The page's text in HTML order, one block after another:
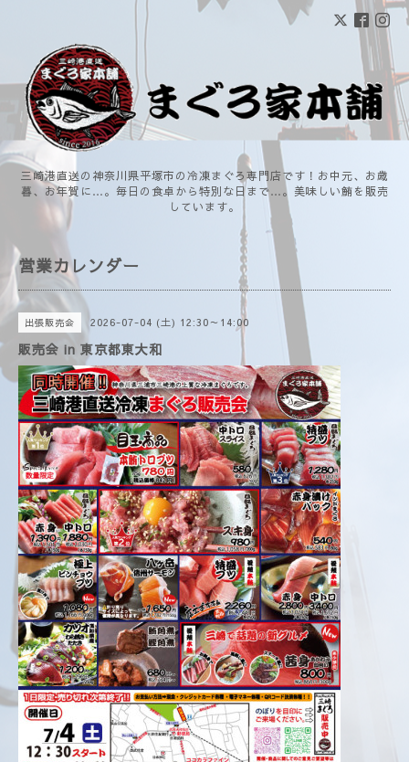
三崎港直送の神奈川県平塚市の冷凍まぐろ専門店です！お中元、お歳
暮、お年賀に…。毎日の食卓から特別な日まで…。美味しい鮪を販売
しています。
営業カレンダー
出張販売会 2026-07-04 (土) 12:30～14:00
販売会 in 東京都東大和